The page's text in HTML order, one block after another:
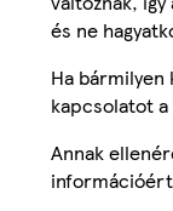
és ne
Ha
kapcsolatot a
Annak